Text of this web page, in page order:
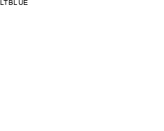
LTBLUE